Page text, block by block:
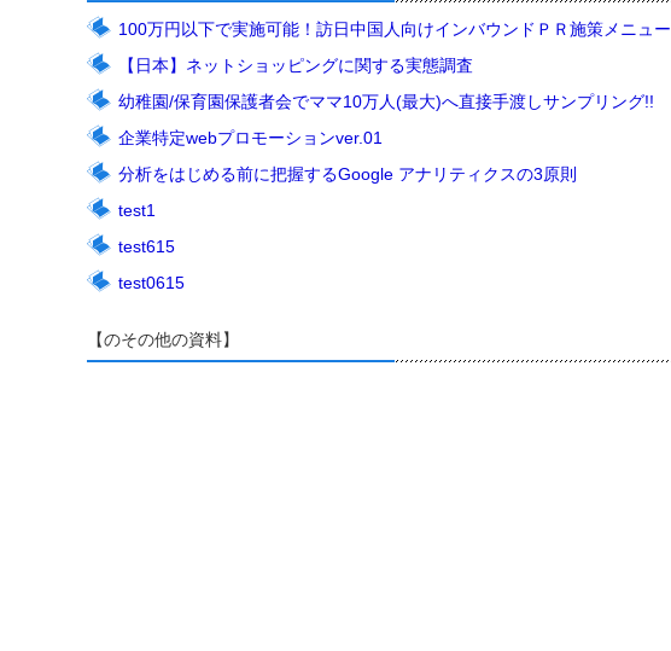
100万円以下で実施可能！訪日中国人向けインバウンドＰＲ施策メニュー
【日本】ネットショッピングに関する実態調査
幼稚園/保育園保護者会でママ10万人(最大)へ直接手渡しサンプリング!!
企業特定webプロモーションver.01
分析をはじめる前に把握するGoogle アナリティクスの3原則
test1
test615
test0615
【のその他の資料】